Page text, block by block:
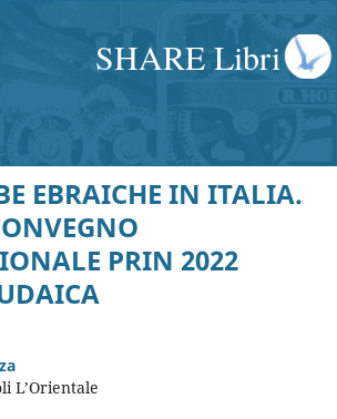
SHARE Libri
EBRAICHE IN ITALIA.
PRIN 2022
L’Orientale